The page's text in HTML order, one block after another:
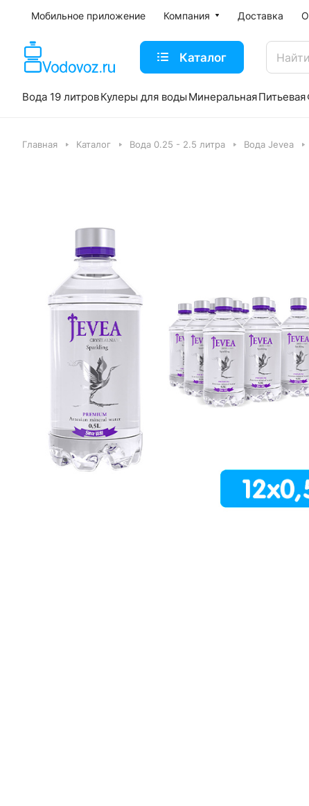
Мобильное приложение Компания Доставка
Каталог
Вода 19 литровКулеры для воды МинеральнаяПитьевая
Главная Каталог Вода 0.25 - 2.5 литра Вода Jevea